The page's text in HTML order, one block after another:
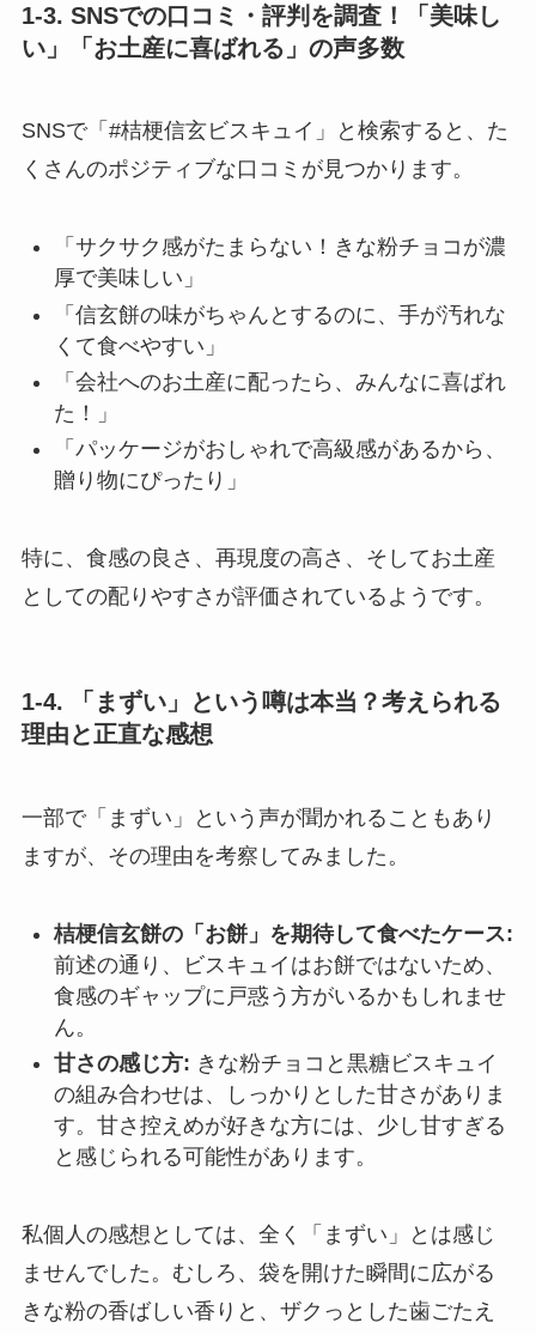
1-3. SNSでの口コミ・評判を調査！「美味し
い」「お土産に喜ばれる」の声多数
SNSで「#桔梗信玄ビスキュイ」と検索すると、た
くさんのポジティブな口コミが見つかります。
「サクサク感がたまらない！きな粉チョコが濃
厚で美味しい」
「信玄餅の味がちゃんとするのに、手が汚れな
くて食べやすい」
「会社へのお土産に配ったら、みんなに喜ばれ
た！」
「パッケージがおしゃれで高級感があるから、
贈り物にぴったり」
特に、食感の良さ、再現度の高さ、そしてお土産
としての配りやすさが評価されているようです。
1-4. 「まずい」という噂は本当？考えられる
理由と正直な感想
一部で「まずい」という声が聞かれることもあり
ますが、その理由を考察してみました。
桔梗信玄餅の「お餅」を期待して食べたケース:
前述の通り、ビスキュイはお餅ではないため、
食感のギャップに戸惑う方がいるかもしれませ
ん。
甘さの感じ方: きな粉チョコと黒糖ビスキュイ
の組み合わせは、しっかりとした甘さがありま
す。甘さ控えめが好きな方には、少し甘すぎる
と感じられる可能性があります。
私個人の感想としては、全く「まずい」とは感じ
ませんでした。むしろ、袋を開けた瞬間に広がる
きな粉の香ばしい香りと、ザクっとした歯ごたえ